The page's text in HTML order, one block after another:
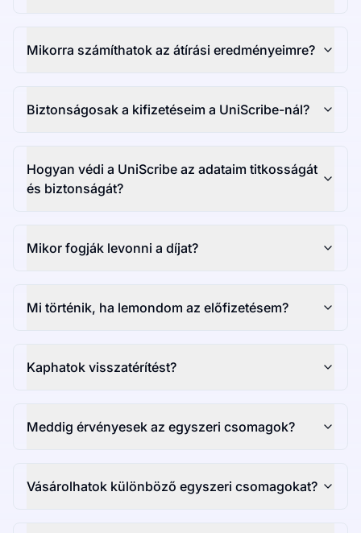
Mikorra számíthatok az átírási eredményeimre?
Biztonságosak a kifizetéseim a UniScribe-nál?
Hogyan védi a UniScribe az adataim titkosságát
és biztonságát?
Mikor fogják levonni a díjat?
Mi történik, ha lemondom az előfizetésem?
Kaphatok visszatérítést?
Meddig érvényesek az egyszeri csomagok?
Vásárolhatok különböző egyszeri csomagokat?